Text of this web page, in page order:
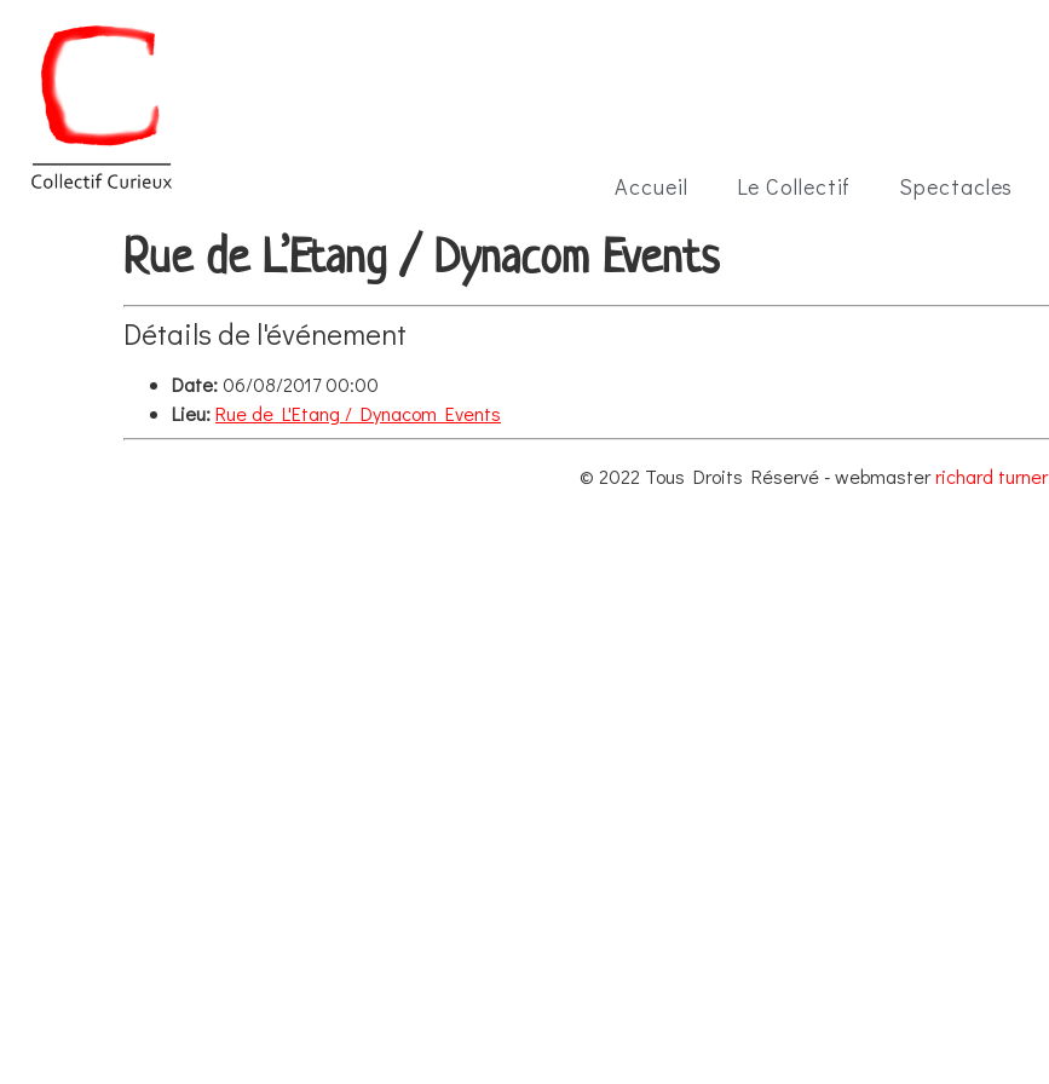
Accueil Le Collectif Spectacles
Rue de L’Etang / Dynacom Events
Détails de l'événement
Date:06/08/2017 00:00
Lieu:Rue de L'Etang / Dynacom Events
© 2022 Tous Droits Réservé - webmasterrichard turner